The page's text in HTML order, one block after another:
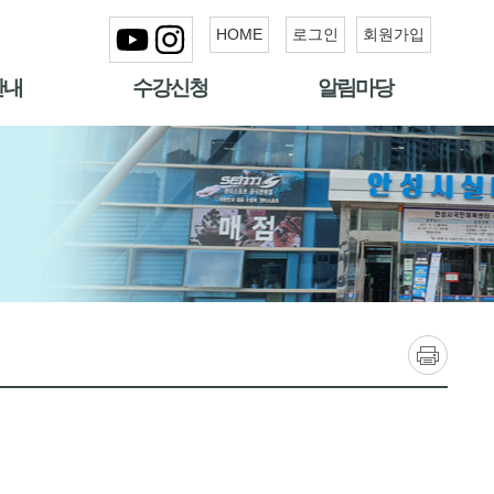
회원가입
로그인
HOME
수강신청 알림마당
인쇄